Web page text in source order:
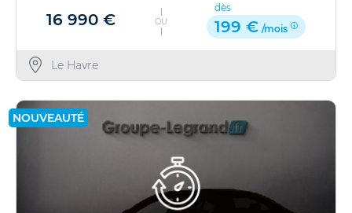
16 990 € OU
dès
199 € /mois
Le Havre
NOUVEAUTÉ